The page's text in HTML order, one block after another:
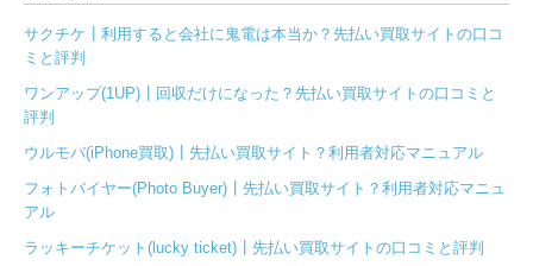
サクチケ┃利用すると会社に鬼電は本当か？先払い買取サイトの口コ
ミと評判
ワンアップ(1UP)┃回収だけになった？先払い買取サイトの口コミと
評判
ウルモバ(iPhone買取)┃先払い買取サイト？利用者対応マニュアル
フォトバイヤー(Photo Buyer)┃先払い買取サイト？利用者対応マニュ
アル
ラッキーチケット(lucky ticket)┃先払い買取サイトの口コミと評判